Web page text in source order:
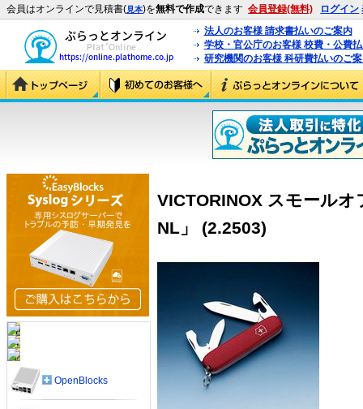
会員はオンラインで見積書(見本)を無料で作成できます 会員登録(無料) ログイン
法人のお客様 請求書払いのご案内
学校・官公庁のお客様 校費・公費
研究機関のお客様 科研費払いのご
VICTORINOX スモール
NL」 (2.2503)
OpenBlocks